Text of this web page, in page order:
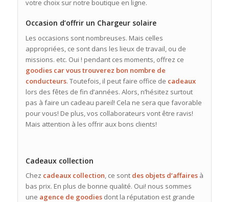
votre choix sur notre boutique en ligne.
Occasion d’offrir un Chargeur solaire
Les occasions sont nombreuses. Mais celles
appropriées, ce sont dans les lieux de travail, ou de
missions. etc. Oui ! pendant ces moments, offrez ce
goodies car vous trouverez bon nombre de
conducteurs. Toutefois, il peut faire office de cadeaux
lors des fêtes de fin d’années. Alors, n’hésitez surtout
pas à faire un cadeau pareil! Cela ne sera que favorable
pour vous! De plus, vos collaborateurs vont être ravis!
Mais attention à les offrir aux bons clients!
Cadeaux collection
Chez cadeaux collection , ce sont des objets d’affairesà
bas prix. En plus de bonne qualité. Oui! nous sommes
une agence de goodiesdont la réputation est grande